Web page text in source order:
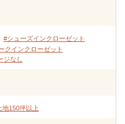
#シューズインクローゼット
クインクローゼット
ジなし
地150坪以上